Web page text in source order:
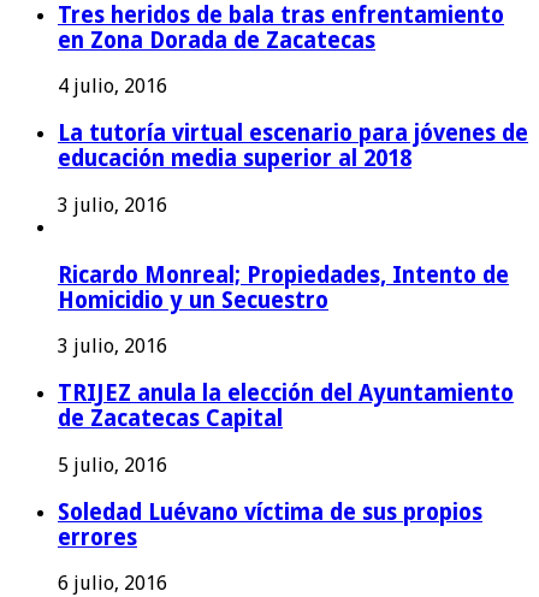
Tres heridos de bala tras enfrentamiento
en Zona Dorada de Zacatecas
4 julio, 2016
La tutoría virtual escenario para jóvenes de
educación media superior al 2018
3 julio, 2016
Ricardo Monreal; Propiedades, Intento de
Homicidio y un Secuestro
3 julio, 2016
TRIJEZ anula la elección del Ayuntamiento
de Zacatecas Capital
5 julio, 2016
Soledad Luévano víctima de sus propios
errores
6 julio, 2016